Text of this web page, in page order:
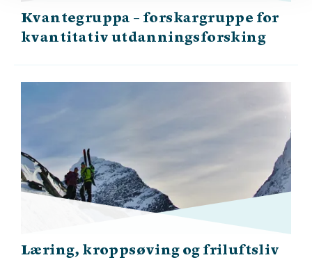
Kvantegruppa – forskargruppe for
kvantitativ utdanningsforsking
Læring, kroppsøving og friluftsliv